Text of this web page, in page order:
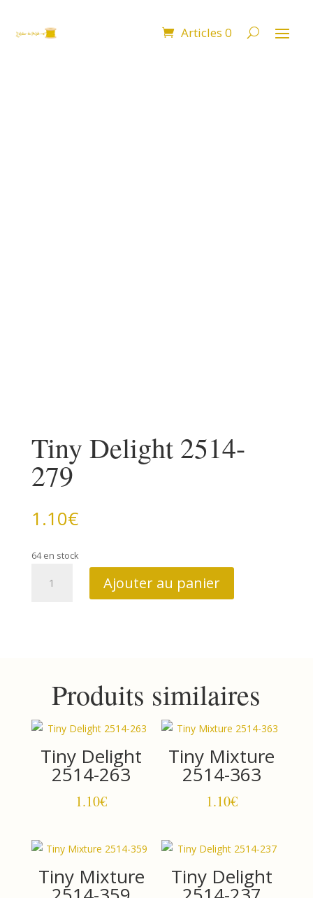
Articles 0
Tiny Delight 2514-
279
1.10€
64 en stock
Ajouter au panier
Produits similaires
Tiny Delight
2514-263
1.10€
Tiny Mixture
2514-363
1.10€
Tiny Mixture Tiny Delight